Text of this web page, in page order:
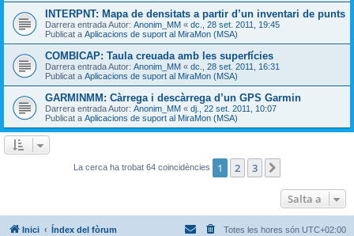
INTERPNT: Mapa de densitats a partir d’un inventari de punts
Darrera entrada Autor: Anonim_MM « dc., 28 set. 2011, 19:45
Publicat a Aplicacions de suport al MiraMon (MSA)
COMBICAP: Taula creuada amb les superfícies
Darrera entrada Autor: Anonim_MM « dc., 28 set. 2011, 16:31
Publicat a Aplicacions de suport al MiraMon (MSA)
GARMINMM: Càrrega i descàrrega d’un GPS Garmin
Darrera entrada Autor: Anonim_MM « dj., 22 set. 2011, 10:07
Publicat a Aplicacions de suport al MiraMon (MSA)
La cerca ha trobat 64 coincidències 1 2 3
Salta a
Inici Índex del fòrum Totes les hores són UTC+02:00